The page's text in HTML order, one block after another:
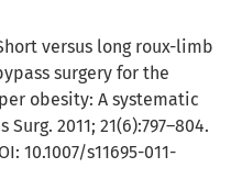
versus long roux-limb
surgery for the
obesity: A systematic
2011; 21(6):797–804.
10.1007/s11695-011-